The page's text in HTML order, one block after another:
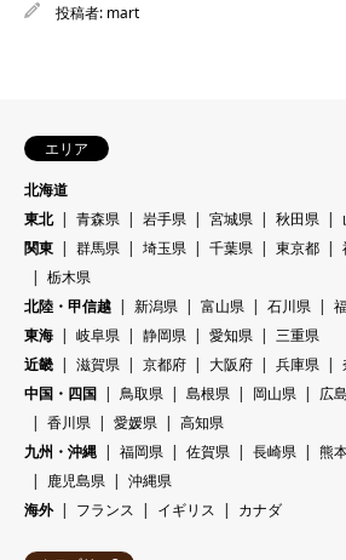
投稿者: mart
エリア
北海道
東北
青森県 岩手県 宮城県 秋田県
関東
群馬県 埼玉県 千葉県 東京都
栃木県
北陸・甲信越
新潟県 富山県 石川県
東海
岐阜県 静岡県 愛知県
三重県
近畿
滋賀県 京都府 大阪府 兵庫県
中国・四国
鳥取県 島根県 岡山県 広
香川県
愛媛県
高知県
九州・沖縄
福岡県 佐賀県 長崎県 熊
鹿児島県
沖縄県
海外
フランス イギリス カナダ